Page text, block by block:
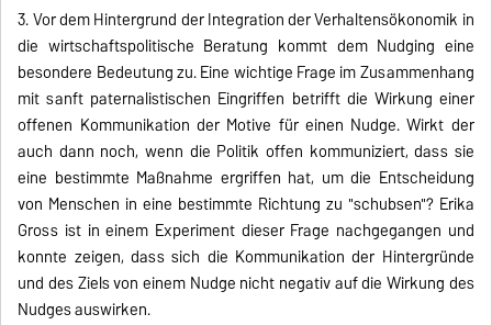
3. Vor dem Hintergrund der Integration der Verhaltensökonomik in
die wirtschaftspolitische Beratung kommt dem Nudging eine
besondere Bedeutung zu. Eine wichtige Frage im Zusammenhang
mit sanft paternalistischen Eingriffen betrifft die Wirkung einer
offenen Kommunikation der Motive für einen Nudge. Wirkt der
auch dann noch, wenn die Politik offen kommuniziert, dass sie
eine bestimmte Maßnahme ergriffen hat, um die Entscheidung
von Menschen in eine bestimmte Richtung zu "schubsen"? Erika
Gross ist in einem Experiment dieser Frage nachgegangen und
konnte zeigen, dass sich die Kommunikation der Hintergründe
und des Ziels von einem Nudge nicht negativ auf die Wirkung des
Nudges auswirken.